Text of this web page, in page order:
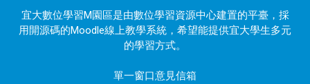
宜大數位學習M園區是由數位學習資源中心建置的平臺，採
用開源碼的Moodle線上教學系統，希望能提供宜大學生多元
的學習方式。
單一窗口意見信箱